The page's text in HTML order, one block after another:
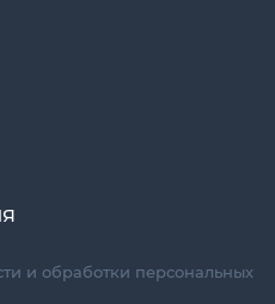
и обработки персональных